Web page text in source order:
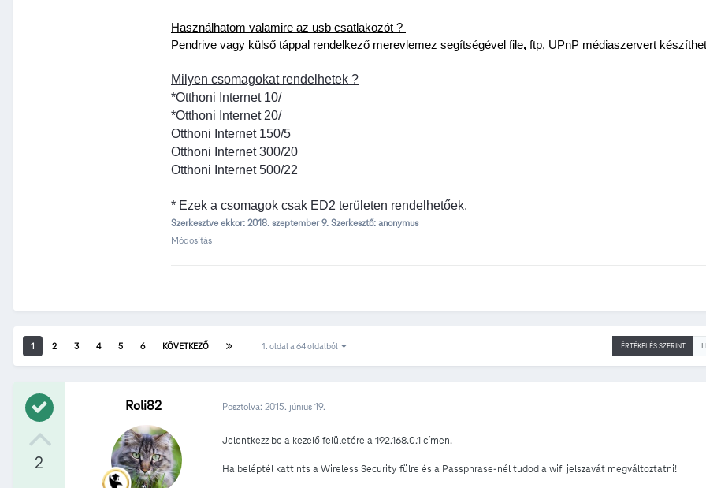
Használhatom valamire az usb csatlakozót ?
Pendrive vagy külső táppal rendelkező merevlemez segítségével file, ftp, UPnP médiaszervert
Milyen csomagokat rendelhetek ?
*Otthoni Internet 10/
*Otthoni Internet 20/
Otthoni Internet 150/5
Otthoni Internet 300/20
Otthoni Internet 500/22
* Ezek a csomagok csak ED2 területen rendelhetőek.
Szerkesztve ekkor: 2018. szeptember 9. Szerkesztő: anonymus
Módosítás
ÉRTÉKELÉS SZERINT
1 2 3 4 5 6 KÖVETKEZŐ 1. oldal a 64 oldalból
2
Roli82 Posztolva: 2015. június 19.
Jelentkezz be a kezelő felületére a 192.168.0.1 címen.
Ha beléptél kattints a Wireless Security fülre és a Passphrase-nél tudod a wifi jelszavát megváltoztatni!